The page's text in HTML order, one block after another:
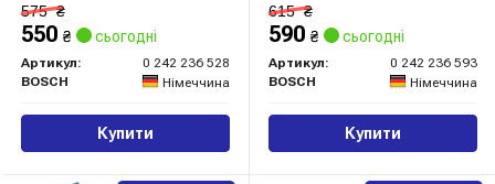
575₴
550 ₴ сьогодні
Артикул:
0 242 236 528
BOSCH
Німеччина
Купити
615₴
590 ₴ сьогодні
Артикул:
0 242 236 593
BOSCH
Німеччина
Купити